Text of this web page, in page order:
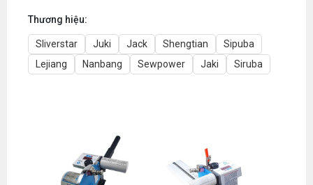
Thương hiệu:
Sliverstar Juki Jack Shengtian
Sipuba
Lejiang
Nanbang Sewpower Jaki Siruba